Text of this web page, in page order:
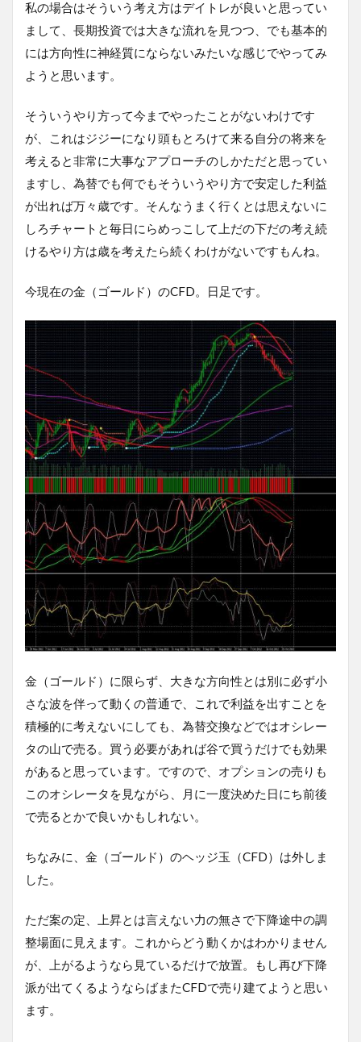
私の場合はそういう考え方はデイトレが良いと思ってい
まして、長期投資では大きな流れを見つつ、でも基本的
には方向性に神経質にならないみたいな感じでやってみ
ようと思います。
そういうやり方って今までやったことがないわけです
が、これはジジーになり頭もとろけて来る自分の将来を
考えると非常に大事なアプローチのしかただと思ってい
ますし、為替でも何でもそういうやり方で安定した利益
が出れば万々歳です。そんなうまく行くとは思えないに
しろチャートと毎日にらめっこして上だの下だの考え続
けるやり方は歳を考えたら続くわけがないですもんね。
今現在の金（ゴールド）のCFD。日足です。
金（ゴールド）に限らず、大きな方向性とは別に必ず小
さな波を伴って動くの普通で、これで利益を出すことを
積極的に考えないにしても、為替交換などではオシレー
タの山で売る。買う必要があれば谷で買うだけでも効果
があると思っています。ですので、オプションの売りも
このオシレータを見ながら、月に一度決めた日にち前後
で売るとかで良いかもしれない。
ちなみに、金（ゴールド）のヘッジ玉（CFD）は外しま
した。
ただ案の定、上昇とは言えない力の無さで下降途中の調
整場面に見えます。これからどう動くかはわかりません
が、上がるようなら見ているだけで放置。もし再び下降
派が出てくるようならばまたCFDで売り建てようと思い
ます。